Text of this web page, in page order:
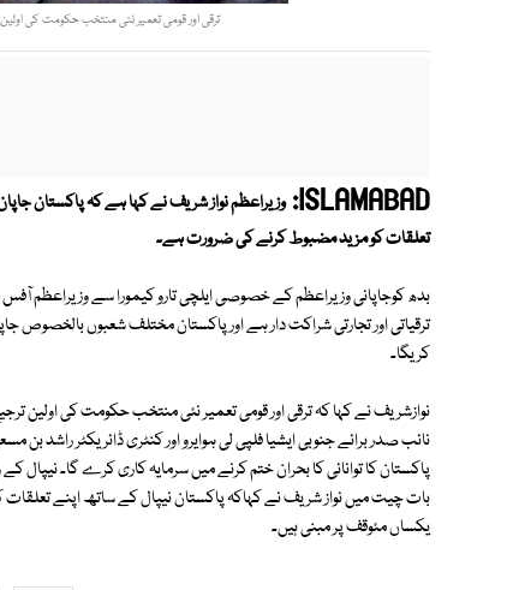
ترقی اور قومی تعمیر نئی منتخب حکومت کی
ISLAMABAD: وزیراعظم نواز شریف نے کہا ہے کہ پاکستان
تعلقات کو مزید مضبوط کرنے کی ضرورت ہے۔
بدھ کوجاپانی وزیراعظم کے خصوصی ایلچی تارو کیمورا سے وزیراعظم آفس
ترقیاتی اور تجارتی شراکت دار ہے اور پاکستان مختلف شعبوں بالخصوص
کریگا۔
نوازشریف نے کہا کہ ترقی اور قومی تعمیر نئی منتخب حکومت کی
نائب صدر برائے جنوبی ایشیا فلپی لی ہوایرو اور کنٹری ڈائریکٹر راشد
پاکستان کا توانائی کا بحران ختم کرنے میں سرمایہ کاری کرے گا۔ نیپال
بات چیت میں نواز شریف نے کہاکہ پاکستان نیپال کے ساتھ اپنے تعلقات
یکساں مئوقف پر مبنی ہیں۔